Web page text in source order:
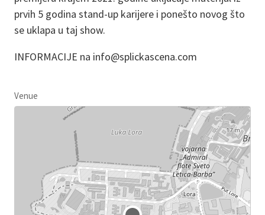
prvih 5 godina stand-up karijere i ponešto novog što
se uklapa u taj show.
INFORMACIJE na info@splickascena.com
Venue